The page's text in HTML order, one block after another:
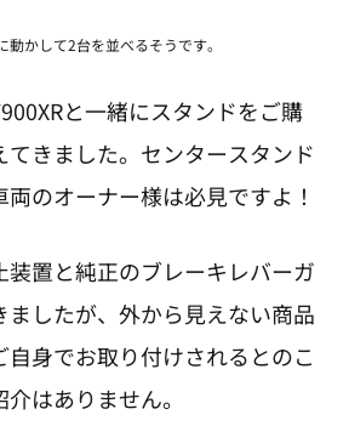
かして2台を並べるそうです。
と一緒にスタンドをご購
てきました。センタースタンド
のオーナー様は必見ですよ！
装置と純正のブレーキレバーガ
ましたが、外から見えない商品
身でお取り付けされるとのこ
はありません。